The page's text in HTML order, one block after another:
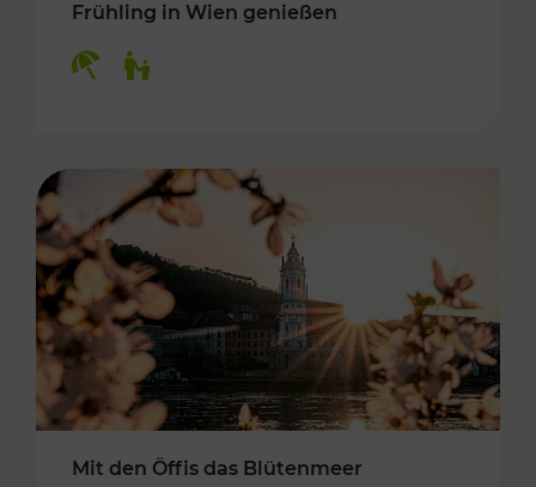
Frühling in Wien genießen
Mit den Öffis das Blütenmeer